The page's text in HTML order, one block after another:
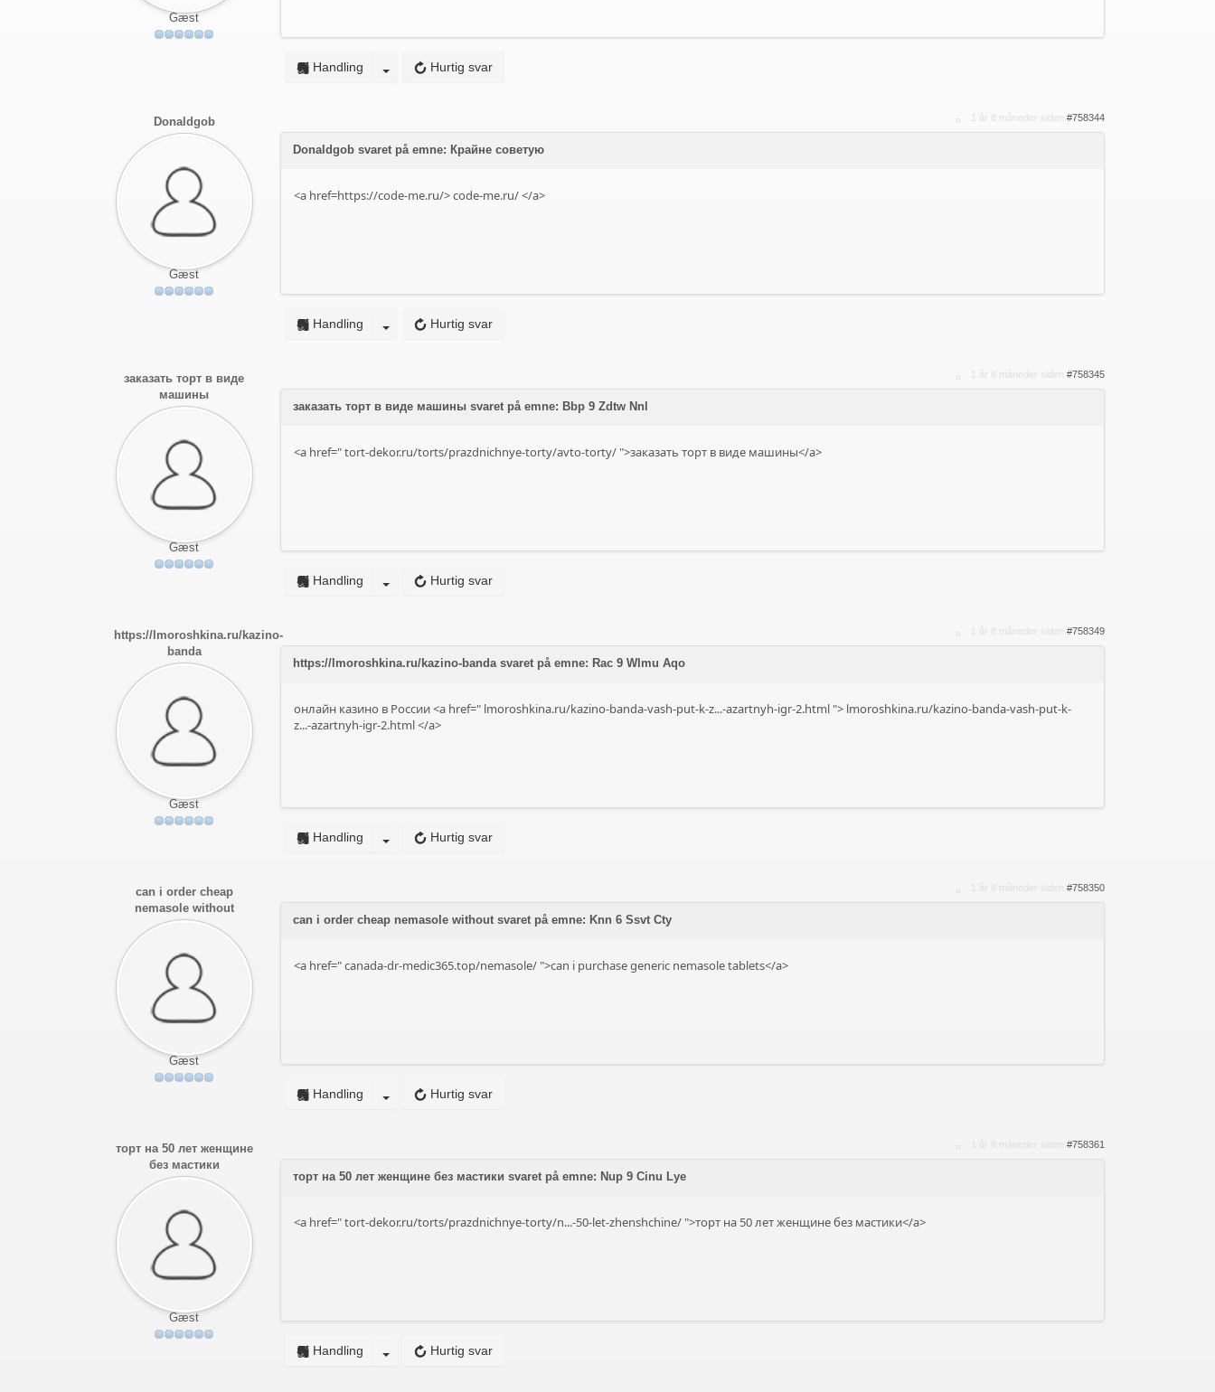
Gæst
Hurtig svar
Handling
Donaldgob
Gæst
1 år 8 måneder siden #758344
Donaldgob svaret på emne: Крайне советую
<a href=https://code-me.ru/>code-me.ru/</a>
Hurtig svar
Handling
заказать торт в виде
машины
Gæst
1 år 8 måneder siden #758345
заказать торт в виде машины svaret på emne: Bbp 9 Zdtw Nnl
<a href="tort-dekor.ru/torts/prazdnichnye-torty/avto-torty/ ">заказать торт в виде машины</a>
Hurtig svar
Handling
https://lmoroshkina.ru/kazino-
banda
Gæst
1 år 8 måneder siden #758349
https://lmoroshkina.ru/kazino-banda svaret på emne: Rac 9 Wlmu Aqo
онлайн казино в России <a href=" lmoroshkina.ru/kazino-banda-vash-put-k-z...-azartnyh-igr-2.html "> lmoroshkina.ru/kazino-banda-vash-put-k-
z...-azartnyh-igr-2.html</a>
Hurtig svar
Handling
can i order cheap
nemasole without
Gæst
#758350
can i order cheap nemasole without svaret på emne: Knn 6 Ssvt Cty
<a href="canada-dr-medic365.top/nemasole/ ">can i purchase generic nemasole tablets</a>
Hurtig svar
Handling
торт на 50 лет женщине
без мастики
Gæst
#758361
торт на 50 лет женщине без мастики svaret på emne: Nup 9 Cinu Lye
<a href="tort-dekor.ru/torts/prazdnichnye-torty/n...-50-let-zhenshchine/ ">торт на 50 лет женщине без мастики</a>
Hurtig svar
Handling